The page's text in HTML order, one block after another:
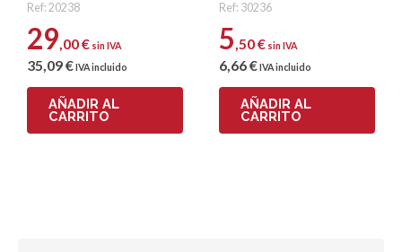
Ref: 20238
29,00€ sin IVA
35,09€ IVA incluido
AÑADIR AL
CARRITO
Ref: 30236
5,50€ sin IVA
6,66€ IVA incluido
AÑADIR AL
CARRITO